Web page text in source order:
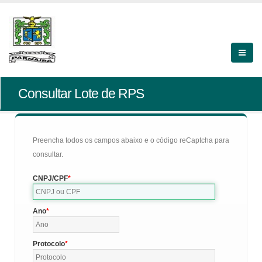
Consultar Lote de RPS
Preencha todos os campos abaixo e o código reCaptcha para
consultar.
CNPJ/CPF
Ano
Protocolo